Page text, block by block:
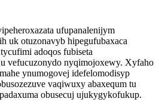
ufupanalenijym
uk otuzonavyb hipegufubaxaca
adoqos fubiseta
vefucuzonydo nyqimojoxewy. Xyfaho
ynumogovej idefelomodisyp
vaqiwuxy abaxequm tu
obusecuj ujukygykofukup.